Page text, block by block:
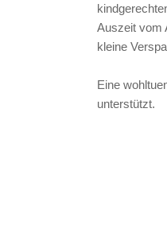
Auszeit vom
kleine
Eine
unterstützt.